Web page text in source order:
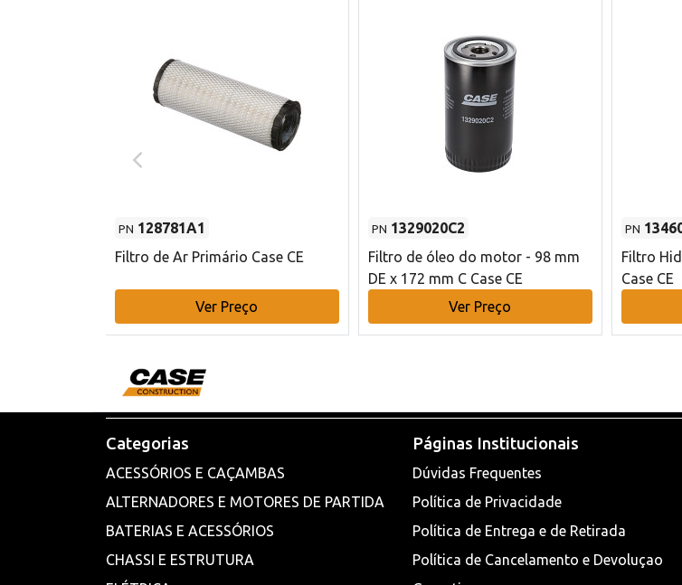
PN 128781A1
Filtro de Ar Primário Case CE
Ver Preço
PN 1329020C2
Filtro de óleo do motor - 98 mm
DE x 172 mm C Case CE
Ver Preço
PN
Filtro
Case CE
Categorias
ACESSÓRIOS E CAÇAMBAS
ALTERNADORES E MOTORES DE PARTIDA
BATERIAS E ACESSÓRIOS
CHASSI E ESTRUTURA
Páginas Institucionais
Dúvidas Frequentes
Política de Privacidade
Política de Entrega e de Retirada
Política de Cancelamento e Devoluçao